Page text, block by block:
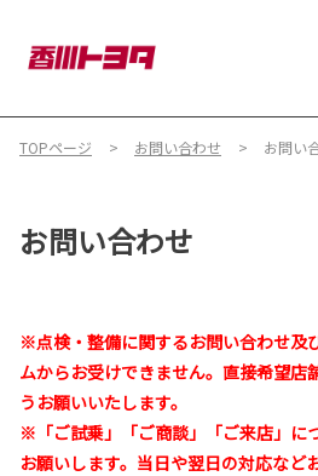
TOPページ お問い合わせ お問い
お問い合わせ
※点検・整備に関するお問い合わせ及
ムからお受けできません。直接希望店
うお願いいたします。
※「ご試乗」「ご商談」「ご来店」に
お願いします。当日や翌日の対応など